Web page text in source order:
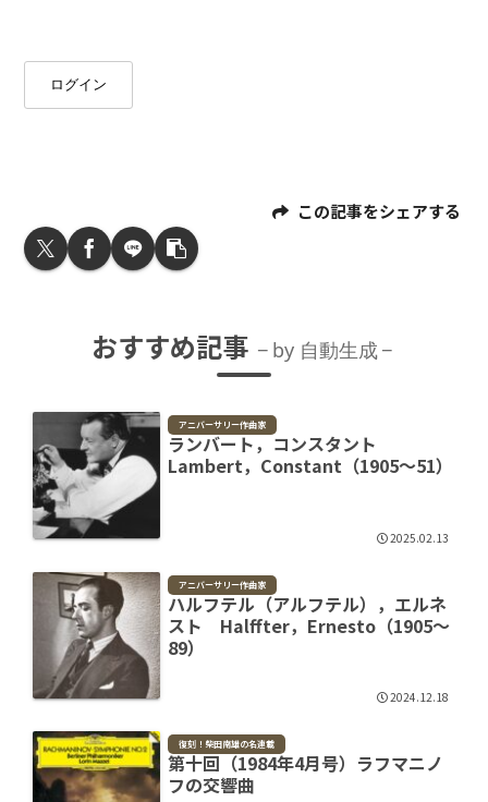
ログイン
この記事をシェアする
おすすめ記事 by 自動生成
アニバーサリー作曲家
ランバート，コンスタント
Lambert，Constant（1905～51）
2025.02.13
アニバーサリー作曲家
ハルフテル（アルフテル），エルネ
スト Halffter，Ernesto（1905～
89）
2024.12.18
復刻！柴田南雄の名連載
第十回（1984年4月号）ラフマニノ
フの交響曲